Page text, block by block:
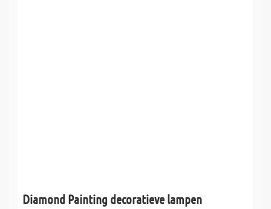
Diamond Painting decoratieve lampen